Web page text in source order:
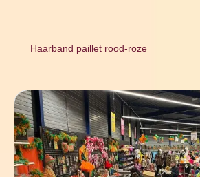
Haarband paillet rood-roze